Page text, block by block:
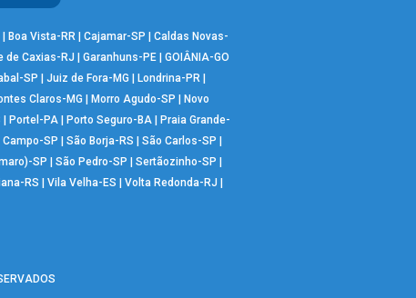
| Boa Vista-RR | Cajamar-SP | Caldas Novas-
de Caxias-RJ | Garanhuns-PE | GOIÂNIA-GO
SP | Juiz de Fora-MG | Londrina-PR |
Claros-MG | Morro Agudo-SP | Novo
| Portel-PA| Porto Seguro-BA| Praia Grande-
Campo-SP | São Borja-RS | São Carlos-SP |
SP | São Pedro-SP | Sertãozinho-SP |
RS | Vila Velha-ES | Volta Redonda-RJ |